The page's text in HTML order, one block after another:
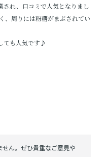
され、口コミで人気となりまし
、周りには粉糖がまぶされてい
ても人気です♪